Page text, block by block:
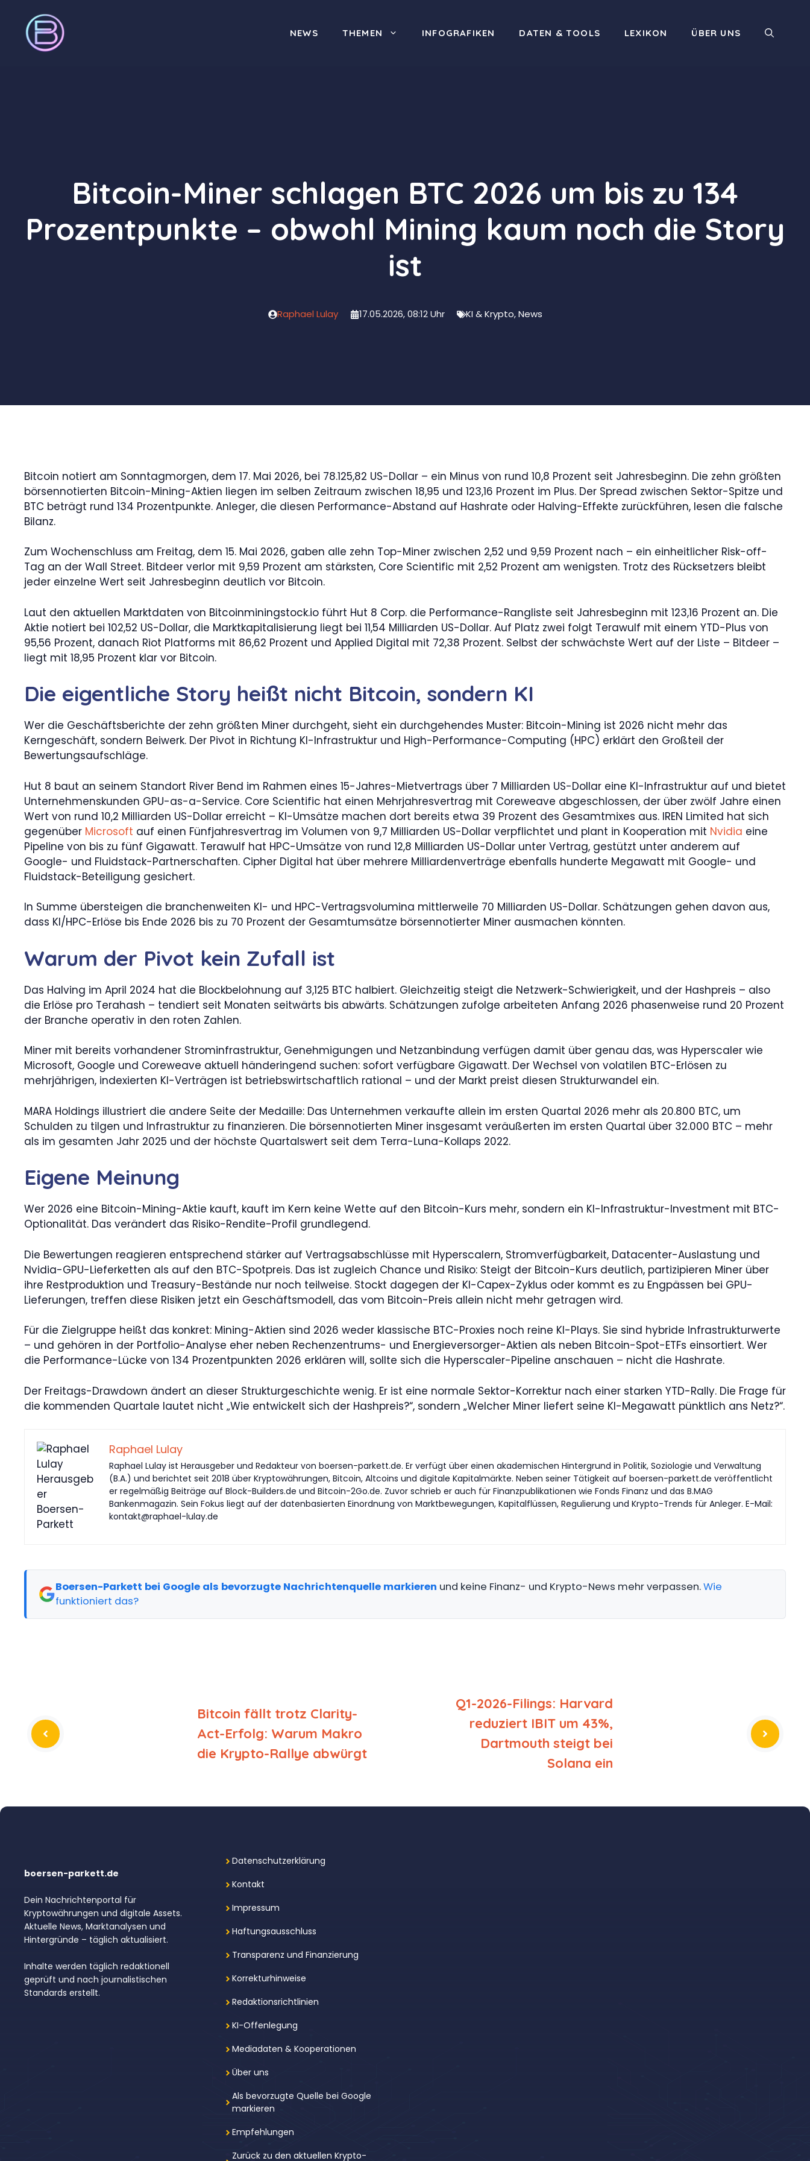
Inhalt
springen
NEWS THEMEN INFOGRAFIKEN DATEN & TOOLS LEXIKON ÜBER UNS
Bitcoin-Miner schlagen BTC 2026 um bis zu 134
Prozentpunkte – obwohl Mining kaum noch die Story
ist
Raphael Lulay 17.05.2026, 08:12 Uhr KI & Krypto,News
Bitcoin notiert am Sonntagmorgen, dem 17. Mai 2026, bei 78.125,82 US-Dollar – ein Minus von rund 10,8 Prozent seit Jahresbeginn. Die zehn größten
börsennotierten Bitcoin-Mining-Aktien liegen im selben Zeitraum zwischen 18,95 und 123,16 Prozent im Plus. Der Spread zwischen Sektor-Spitze und
BTC beträgt rund 134 Prozentpunkte. Anleger, die diesen Performance-Abstand auf Hashrate oder Halving-Effekte zurückführen, lesen die falsche
Bilanz.
Zum Wochenschluss am Freitag, dem 15. Mai 2026, gaben alle zehn Top-Miner zwischen 2,52 und 9,59 Prozent nach – ein einheitlicher Risk-off-
Tag an der Wall Street. Bitdeer verlor mit 9,59 Prozent am stärksten, Core Scientific mit 2,52 Prozent am wenigsten. Trotz des Rücksetzers bleibt
jeder einzelne Wert seit Jahresbeginn deutlich vor Bitcoin.
Laut den aktuellen Marktdaten von Bitcoinminingstock.io führt Hut 8 Corp. die Performance-Rangliste seit Jahresbeginn mit 123,16 Prozent an. Die
Aktie notiert bei 102,52 US-Dollar, die Marktkapitalisierung liegt bei 11,54 Milliarden US-Dollar. Auf Platz zwei folgt Terawulf mit einem YTD-Plus von
95,56 Prozent, danach Riot Platforms mit 86,62 Prozent und Applied Digital mit 72,38 Prozent. Selbst der schwächste Wert auf der Liste – Bitdeer –
liegt mit 18,95 Prozent klar vor Bitcoin.
Die eigentliche Story heißt nicht Bitcoin, sondern KI
Wer die Geschäftsberichte der zehn größten Miner durchgeht, sieht ein durchgehendes Muster: Bitcoin-Mining ist 2026 nicht mehr das
Kerngeschäft, sondern Beiwerk. Der Pivot in Richtung KI-Infrastruktur und High-Performance-Computing (HPC) erklärt den Großteil der
Bewertungsaufschläge.
Hut 8 baut an seinem Standort River Bend im Rahmen eines 15-Jahres-Mietvertrags über 7 Milliarden US-Dollar eine KI-Infrastruktur auf und bietet
Unternehmenskunden GPU-as-a-Service. Core Scientific hat einen Mehrjahresvertrag mit Coreweave abgeschlossen, der über zwölf Jahre einen
Wert von rund 10,2 Milliarden US-Dollar erreicht – KI-Umsätze machen dort bereits etwa 39 Prozent des Gesamtmixes aus. IREN Limited hat sich
gegenüber Microsoft auf einen Fünfjahresvertrag im Volumen von 9,7 Milliarden US-Dollar verpflichtet und plant in Kooperation mit Nvidia eine
Pipeline von bis zu fünf Gigawatt. Terawulf hat HPC-Umsätze von rund 12,8 Milliarden US-Dollar unter Vertrag, gestützt unter anderem auf
Google- und Fluidstack-Partnerschaften. Cipher Digital hat über mehrere Milliardenverträge ebenfalls hunderte Megawatt mit Google- und
Fluidstack-Beteiligung gesichert.
In Summe übersteigen die branchenweiten KI- und HPC-Vertragsvolumina mittlerweile 70 Milliarden US-Dollar. Schätzungen gehen davon aus,
dass KI/HPC-Erlöse bis Ende 2026 bis zu 70 Prozent der Gesamtumsätze börsennotierter Miner ausmachen könnten.
Warum der Pivot kein Zufall ist
Das Halving im April 2024 hat die Blockbelohnung auf 3,125 BTC halbiert. Gleichzeitig steigt die Netzwerk-Schwierigkeit, und der Hashpreis – also
die Erlöse pro Terahash – tendiert seit Monaten seitwärts bis abwärts. Schätzungen zufolge arbeiteten Anfang 2026 phasenweise rund 20 Prozent
der Branche operativ in den roten Zahlen.
Miner mit bereits vorhandener Strominfrastruktur, Genehmigungen und Netzanbindung verfügen damit über genau das, was Hyperscaler wie
Microsoft, Google und Coreweave aktuell händeringend suchen: sofort verfügbare Gigawatt. Der Wechsel von volatilen BTC-Erlösen zu
mehrjährigen, indexierten KI-Verträgen ist betriebswirtschaftlich rational – und der Markt preist diesen Strukturwandel ein.
MARA Holdings illustriert die andere Seite der Medaille: Das Unternehmen verkaufte allein im ersten Quartal 2026 mehr als 20.800 BTC, um
Schulden zu tilgen und Infrastruktur zu finanzieren. Die börsennotierten Miner insgesamt veräußerten im ersten Quartal über 32.000 BTC – mehr
als im gesamten Jahr 2025 und der höchste Quartalswert seit dem Terra-Luna-Kollaps 2022.
Eigene Meinung
Wer 2026 eine Bitcoin-Mining-Aktie kauft, kauft im Kern keine Wette auf den Bitcoin-Kurs mehr, sondern ein KI-Infrastruktur-Investment mit BTC-
Optionalität. Das verändert das Risiko-Rendite-Profil grundlegend.
Die Bewertungen reagieren entsprechend stärker auf Vertragsabschlüsse mit Hyperscalern, Stromverfügbarkeit, Datacenter-Auslastung und
Nvidia-GPU-Lieferketten als auf den BTC-Spotpreis. Das ist zugleich Chance und Risiko: Steigt der Bitcoin-Kurs deutlich, partizipieren Miner über
ihre Restproduktion und Treasury-Bestände nur noch teilweise. Stockt dagegen der KI-Capex-Zyklus oder kommt es zu Engpässen bei GPU-
Lieferungen, treffen diese Risiken jetzt ein Geschäftsmodell, das vom Bitcoin-Preis allein nicht mehr getragen wird.
Für die Zielgruppe heißt das konkret: Mining-Aktien sind 2026 weder klassische BTC-Proxies noch reine KI-Plays. Sie sind hybride Infrastrukturwerte
– und gehören in der Portfolio-Analyse eher neben Rechenzentrums- und Energieversorger-Aktien als neben Bitcoin-Spot-ETFs einsortiert. Wer
die Performance-Lücke von 134 Prozentpunkten 2026 erklären will, sollte sich die Hyperscaler-Pipeline anschauen – nicht die Hashrate.
Der Freitags-Drawdown ändert an dieser Strukturgeschichte wenig. Er ist eine normale Sektor-Korrektur nach einer starken YTD-Rally. Die Frage für
die kommenden Quartale lautet nicht „Wie entwickelt sich der Hashpreis?“, sondern „Welcher Miner liefert seine KI-Megawatt pünktlich ans Netz?“.
Raphael Lulay
Raphael Lulay ist Herausgeber und Redakteur von boersen-parkett.de. Er verfügt über einen akademischen Hintergrund in Politik, Soziologie und Verwaltung
(B.A.) und berichtet seit 2018 über Kryptowährungen, Bitcoin, Altcoins und digitale Kapitalmärkte. Neben seiner Tätigkeit auf boersen-parkett.de veröffentlicht
er regelmäßig Beiträge auf Block-Builders.de und Bitcoin-2Go.de. Zuvor schrieb er auch für Finanzpublikationen wie Fonds Finanz und das B.MAG
Bankenmagazin. Sein Fokus liegt auf der datenbasierten Einordnung von Marktbewegungen, Kapitalflüssen, Regulierung und Krypto-Trends für Anleger. E-Mail:
kontakt@raphael-lulay.de
Boersen-Parkett bei Google als bevorzugte Nachrichtenquelle markieren und keine Finanz- und Krypto-News mehr verpassen.Wie
funktioniert das?
Bitcoin fällt trotz Clarity-
Act-Erfolg: Warum Makro
die Krypto-Rallye abwürgt
Q1-2026-Filings: Harvard
reduziert IBIT um 43%,
Dartmouth steigt bei
Solana ein
boersen-parkett.de
Dein Nachrichtenportal für
Kryptowährungen und digitale Assets.
Aktuelle News, Marktanalysen und
Hintergründe – täglich aktualisiert.
Inhalte werden täglich redaktionell
geprüft und nach journalistischen
Standards erstellt.
Datenschutzerklärung
Kontakt
Impressum
Haftungsausschluss
Transparenz und Finanzierung
Korrekturhinweise
Redaktionsrichtlinien
KI-Offenlegung
Mediadaten & Kooperationen
Über uns
Als bevorzugte Quelle bei Google
markieren
Empfehlungen
Zurück zu den aktuellen Krypto-